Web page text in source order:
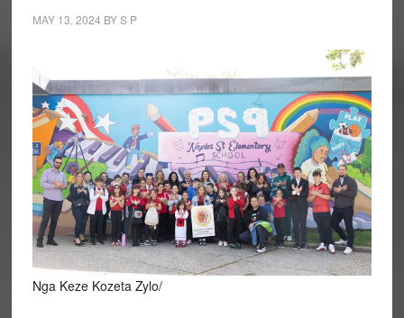
MAY 13, 2024 BYS P
Nga Keze Kozeta Zylo/